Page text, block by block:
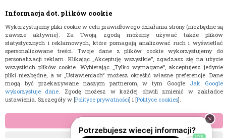
Informacja dot. plików cookie
Wykorzystujemy pliki cookie w celu prawidłowego działania strony (niezbędne są
zawsze aktywne). Za Twoją zgodą możemy używać także plików
statystycznych i reklamowych, które pomagają analizować ruch i wyświetlać
spersonalizowane treści. Twoje dane z plików cookie wykorzystujemy do
personalizacji reklam. Klikając „Akceptuję wszystkie”, zgadzasz się na użycie
wszystkich plików cookie. Wybierając „Tylko wymagane”, akceptujesz jedynie
pliki niezbędne, a w „Ustawieniach” możesz określić własne preferencje. Dane
mogą być przekazywane naszym partnerom, w tym Google Jak Google
wykorzystuje dane. Zgodę możesz w każdej chwili zmienić w zakładce
ustawienia. Szczegóły w [Polityce prywatności] i [Polityce cookies].
AKCEPTUJĘ WSZYSTKIE
REGON: 365874905
Nr konta (mBank):
36 1140 2004 0000 3902 8144 2737
© 2015 E-TORT.PL - WSZELKIE PRAWA ZASTRZEŻONE
PROJEKT I OPROGRAMOWANIE SKLEPU: EBEXO